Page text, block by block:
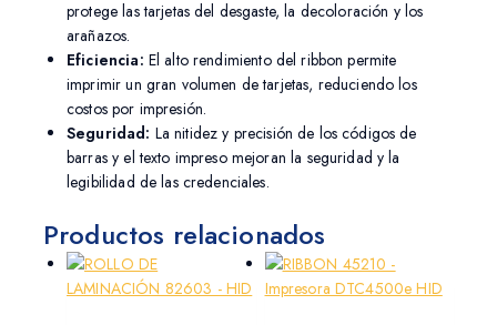
protege las tarjetas del desgaste, la decoloración y los
arañazos.
Eficiencia: El alto rendimiento del ribbon permite
imprimir un gran volumen de tarjetas, reduciendo los
costos por impresión.
Seguridad: La nitidez y precisión de los códigos de
barras y el texto impreso mejoran la seguridad y la
legibilidad de las credenciales.
Productos relacionados